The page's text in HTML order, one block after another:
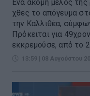
Ένα ακόμη μέλος
χθες το απόγευμα
την Καλλιθέα,
Πρόκειται για
εκκρεμούσε, από το
13:59 | 08 Αυγούστου